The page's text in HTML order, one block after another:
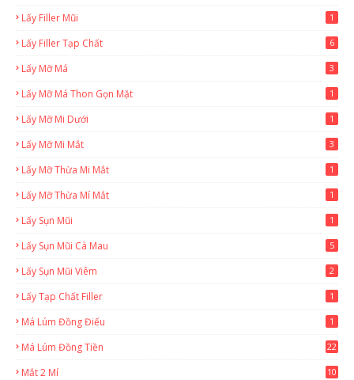
Lấy Filler Mũi 1
Lấy Filler Tạp Chất 6
Lấy Mỡ Má 3
Lấy Mỡ Má Thon Gọn Mặt 1
Lấy Mỡ Mi Dưới 1
Lấy Mỡ Mi Mắt 3
Lấy Mỡ Thừa Mi Mắt 1
Lấy Mỡ Thừa Mí Mắt 1
Lấy Sụn Mũi 1
Lấy Sụn Mũi Cà Mau 5
Lấy Sụn Mũi Viêm 2
Lấy Tạp Chất Filler 1
Má Lúm Đồng Điếu 1
Má Lúm Đồng Tiền 22
Mắt 2 Mí 10